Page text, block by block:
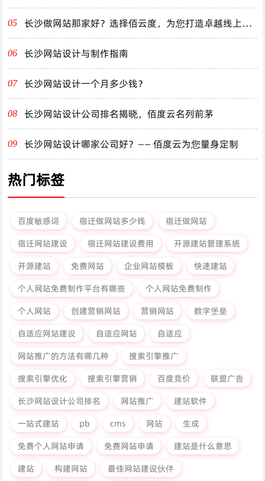
05
长沙做网站那家好？选择佰云度，为您打造卓越线上体
验！
06 长沙网站设计与制作指南
07 长沙网站设计一个月多少钱？
08 长沙网站设计公司排名揭晓，佰度云名列前茅
09 长沙网站设计哪家公司好？—— 佰度云为您量身定制
热门标签
百度敏感词 宿迁做网站多少钱
宿迁做网站
宿迁网站建设
宿迁网站建设费用
开源建站管理系统
开源建站
免费网站 企业网站模板
快速建站
个人网站免费制作平台有哪些
个人网站免费制作
个人网站
创建营销网站 营销网站
数字堡垒
自适应网站建设
自适应网站
自适应
网站推广的方法有哪几种
搜索引擎推广
搜索引擎优化
搜索引擎营销 百度竞价
联盟广告
长沙网站设计公司排名
网站推广
建站软件
一站式建站
pb cms 网站
生成
免费个人网站申请
免费网站申请
建站是什么意思
建站
构建网站
最佳网站建设伙伴